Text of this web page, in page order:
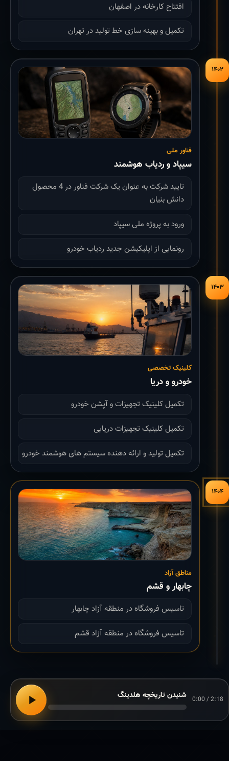
افتتاح کارخانه در اصفهان
تکمیل و بهینه سازی خط تولید در تهران
۱۴۰۲
فناور ملی
سیپاد و ردیاب هوشمند
تایید شرکت به عنوان یک شرکت فناور در 4 محصول
دانش بنیان
ورود به پروژه ملی سیپاد
رونمایی از اپلیکیشن جدید ردیاب خودرو
۱۴۰۳
کلینیک تخصصی
خودرو و دریا
تکمیل کلینیک تجهیزات و آپشن خودرو
تکمیل کلینیک تجهیزات دریایی
تکمیل تولید و ارائه دهنده سیستم های هوشمند خودرو
۱۴۰۴
مناطق آزاد
چابهار و قشم
تاسیس فروشگاه در منطقه آزاد چابهار
تاسیس فروشگاه در منطقه آزاد قشم
0:00 / 2:18 شنیدن تاریخچه هلدینگ